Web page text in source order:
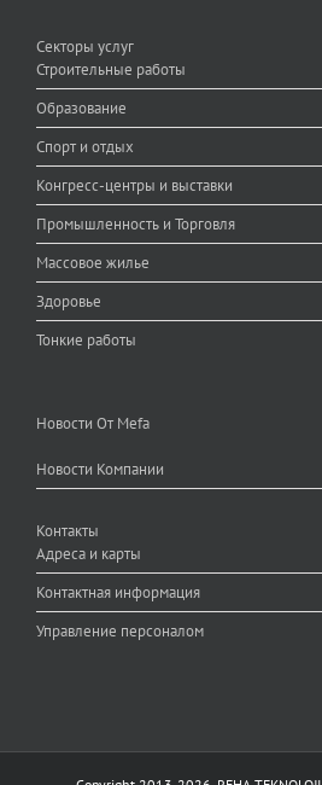
Секторы услуг
Строительные работы
Образование
Спорт и отдых
Конгресс-центры и выставки
Промышленность и Торговля
Массовое жилье
Здоровье
Тонкие работы
Новости От Mefa
Новости Компании
Контакты
Адреса и карты
Контактная информация
Управление персоналом